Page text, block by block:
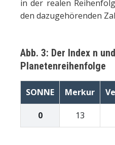
in der realen
den dazugehörenden
Abb. 3: Der Index n
Planetenreihenfolge
SONNE Merkur
0 13